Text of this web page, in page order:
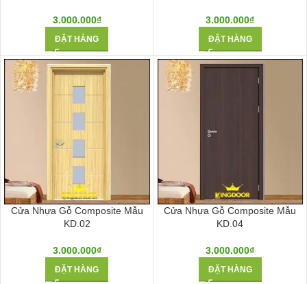
3.000.000₫
ĐẶT HÀNG
3.000.000₫
ĐẶT HÀNG
Cửa Nhựa Gỗ Composite Mẫu
KD.02
3.000.000₫
ĐẶT HÀNG
Cửa Nhựa Gỗ Composite Mẫu
KD.04
3.000.000₫
ĐẶT HÀNG